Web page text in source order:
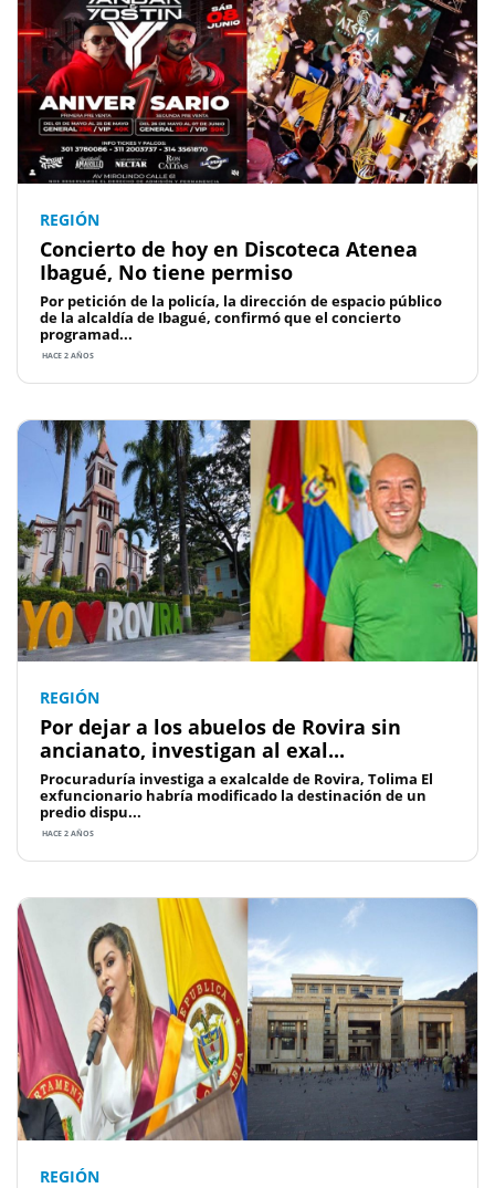
REGIÓN
Concierto de hoy en Discoteca Atenea
Ibagué, No tiene permiso
Por petición de la policía, la dirección de espacio público
de la alcaldía de Ibagué, confirmó que el concierto
programad...
HACE 2 AÑOS
REGIÓN
Por dejar a los abuelos de Rovira sin
ancianato, investigan al exal...
Procuraduría investiga a exalcalde de Rovira, Tolima El
exfuncionario habría modificado la destinación de un
predio dispu...
HACE 2 AÑOS
REGIÓN